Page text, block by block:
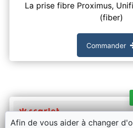
La prise fibre Proximus,
(fiber)
Commander
Afin de vous aider à changer